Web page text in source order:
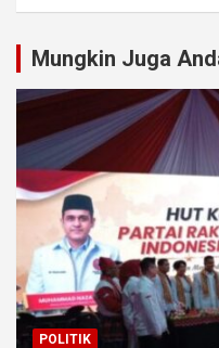
Mungkin Juga
POLITIK